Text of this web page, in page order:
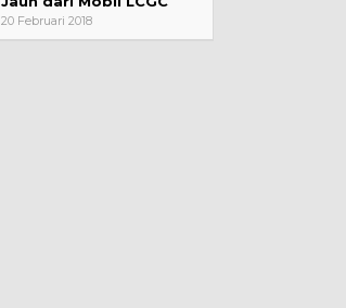
20 Februari 2018